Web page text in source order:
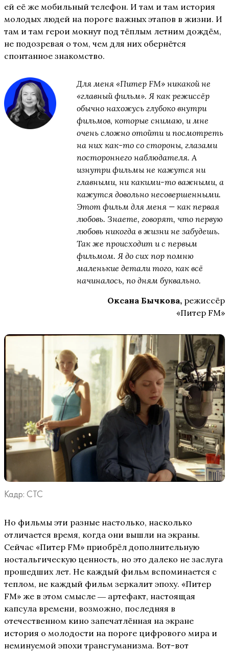
ей её же мобильный телефон. И там и там история
молодых людей на пороге важных этапов в жизни. И
там и там герои мокнут под тёплым летним дождём,
не подозревая о том, чем для них обернётся
спонтанное знакомство.
Для меня «Питер FM» никакой не
«главный фильм». Я как режиссёр
обычно нахожусь глубоко внутри
фильмов, которые снимаю, и мне
очень сложно отойти и посмотреть
на них как-то со стороны, глазами
постороннего наблюдателя. А
изнутри фильмы не кажутся ни
главными, ни какими-то важными, а
кажутся довольно несовершенными.
Этот фильм для меня — как первая
любовь. Знаете, говорят, что первую
любовь никогда в жизни не забудешь.
Так же происходит и с первым
фильмом. Я до сих пор помню
маленькие детали того, как всё
начиналось, по дням буквально.
Оксана Бычкова, режиссёр
«Питер FM»
Кадр: СТС
Но фильмы эти разные настолько, насколько
отличается время, когда они вышли на экраны.
Сейчас «Питер FM» приобрёл дополнительную
ностальгическую ценность, но это далеко не заслуга
прошедших лет. Не каждый фильм вспоминается с
теплом, не каждый фильм зеркалит эпоху. «Питер
FM» же в этом смысле ― артефакт, настоящая
капсула времени, возможно, последняя в
отечественном кино запечатлённая на экране
история о молодости на пороге цифрового мира и
неминуемой эпохи трансгуманизма. Вот-вот